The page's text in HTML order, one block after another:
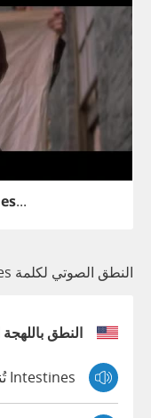
...
النطق الصوتي لكلمة Intestines
النطق باللهجة
Intestines تُنطق Ivy